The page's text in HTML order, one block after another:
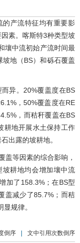
的产流特征均有重要影
素。喀斯特3种类型坡
壤中流初始产流时间最
地（BS）和砾石覆盖
异。20%覆盖度在BS
，50%覆盖度在RE
，而秸秆覆盖在BS
耕地开展水土保持工作
出露的坡耕地。
盖等因素的综合影响，
耕地均会增加壤中流
加了158.3%；在BS型
盖减少了85.7%；而秸
规律。
倒序 | 文中引用次数倒序